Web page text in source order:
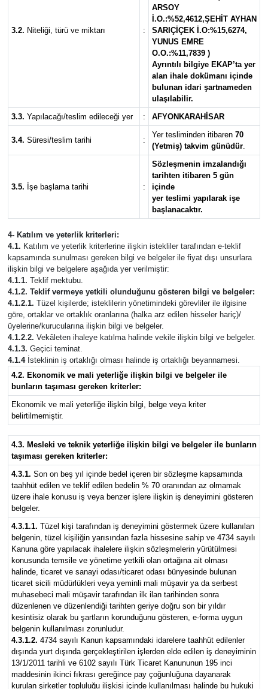
3.2. Niteliği, türü ve miktarı :
ARSOY
İ.O.:%52,4612,ŞEHİT AYHAN
SARIÇİÇEK İ.O:%15,6274,
YUNUS EMRE
O.O.:%11,7839 )
Ayrıntılı bilgiye EKAP’ta yer
alan ihale dokümanı içinde
bulunan idari şartnameden
ulaşılabilir.
3.3. Yapılacağı/teslim edileceği yer : AFYONKARAHİSAR
3.4. Süresi/teslim tarihi :
Yer tesliminden itibaren 70
(Yetmiş) takvim günüdür.
3.5. İşe başlama tarihi :
Sözleşmenin imzalandığı
tarihten itibaren 5 gün
içinde
yer teslimi yapılarak işe
başlanacaktır.
4- Katılım ve yeterlik kriterleri:
4.1. Katılım ve yeterlik kriterlerine ilişkin istekliler tarafından e-teklif
kapsamında sunulması gereken bilgi ve belgeler ile fiyat dışı unsurlara
ilişkin bilgi ve belgelere aşağıda yer verilmiştir:
4.1.1. Teklif mektubu.
4.1.2. Teklif vermeye yetkili olunduğunu gösteren bilgi ve belgeler:
4.1.2.1. Tüzel kişilerde; isteklilerin yönetimindeki görevliler ile ilgisine
göre, ortaklar ve ortaklık oranlarına (halka arz edilen hisseler hariç)/
üyelerine/kurucularına ilişkin bilgi ve belgeler.
4.1.2.2. Vekâleten ihaleye katılma halinde vekile ilişkin bilgi ve belgeler.
4.1.3. Geçici teminat.
4.1.4İsteklinin iş ortaklığı olması halinde iş ortaklığı beyannamesi.
4.2. Ekonomik ve mali yeterliğe ilişkin bilgi ve belgeler ile
bunların taşıması gereken kriterler:
Ekonomik ve mali yeterliğe ilişkin bilgi, belge veya kriter
belirtilmemiştir.
4.3. Mesleki ve teknik yeterliğe ilişkin bilgi ve belgeler ile bunların
taşıması gereken kriterler:
4.3.1. Son on beş yıl içinde bedel içeren bir sözleşme kapsamında
taahhüt edilen ve teklif edilen bedelin % 70 oranından az olmamak
üzere ihale konusu iş veya benzer işlere ilişkin iş deneyimini gösteren
belgeler.
4.3.1.1. Tüzel kişi tarafından iş deneyimini göstermek üzere kullanılan
belgenin, tüzel kişiliğin yarısından fazla hissesine sahip ve 4734 sayılı
Kanuna göre yapılacak ihalelere ilişkin sözleşmelerin yürütülmesi
konusunda temsile ve yönetime yetkili olan ortağına ait olması
halinde, ticaret ve sanayi odası/ticaret odası bünyesinde bulunan
ticaret sicili müdürlükleri veya yeminli mali müşavir ya da serbest
muhasebeci mali müşavir tarafından ilk ilan tarihinden sonra
düzenlenen ve düzenlendiği tarihten geriye doğru son bir yıldır
kesintisiz olarak bu şartların korunduğunu gösteren, e-forma uygun
belgenin kullanılması zorunludur.
4.3.1.2. 4734 sayılı Kanun kapsamındaki idarelere taahhüt edilenler
dışında yurt dışında gerçekleştirilen işlerden elde edilen iş deneyiminin
13/1/2011 tarihli ve 6102 sayılı Türk Ticaret Kanununun 195 inci
maddesinin ikinci fıkrası gereğince pay çoğunluğuna dayanarak
kurulan şirketler topluluğu ilişkisi içinde kullanılması halinde bu hukuki